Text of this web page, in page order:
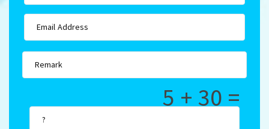
5 + 30 =